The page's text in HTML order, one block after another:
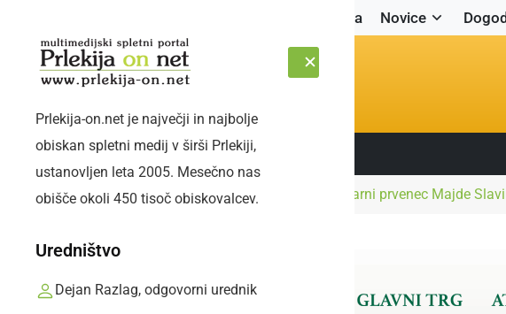
Naslovnica Novice
SOBOTA, 8. AVGUST 2026 Sledite nam:
Prlekija-on.net je največji in najbolje
obiskan spletni medij v širši Prlekiji,
ustanovljen leta 2005. Mesečno nas
obišče okoli 450 tisoč obiskovalcev.
Uredništvo
Dejan Razlag, odgovorni urednik
Naslovnica Kultura in izobraževanje Literarni prvenec Majde